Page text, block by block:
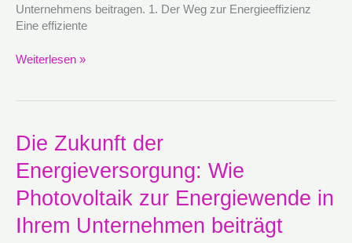
Unternehmens beitragen. 1. Der Weg zur Energieeffizienz
Eine effiziente
Weiterlesen »
Die Zukunft der
Energieversorgung: Wie
Photovoltaik zur Energiewende in
Ihrem Unternehmen beiträgt
Die
Zukunft
der
Energieversorgung:
Wie
Photovoltaik
zur